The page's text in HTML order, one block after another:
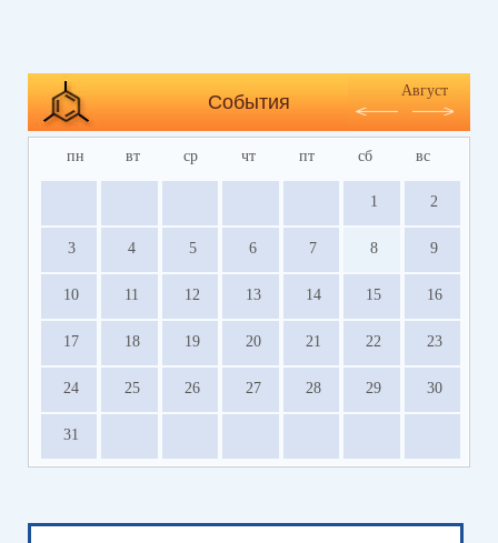
События
Август
пн вт ср чт пт сб вс
1 2
3 4 5 6 7 8 9
10 11 12 13 14 15 16
17 18 19 20 21 22 23
24 25 26 27 28 29 30
31